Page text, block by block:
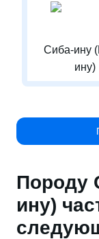
Сиба-ину
ину)
Породу
ину)